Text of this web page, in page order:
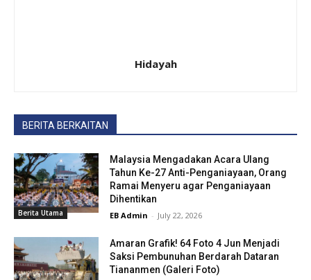
Hidayah
BERITA BERKAITAN
Berita Utama
Malaysia Mengadakan Acara Ulang
Tahun Ke-27 Anti-Penganiayaan, Orang
Ramai Menyeru agar Penganiayaan
Dihentikan
EB Admin - July 22, 2026
Amaran Grafik! 64 Foto 4 Jun Menjadi
Saksi Pembunuhan Berdarah Dataran
Tiananmen (Galeri Foto)